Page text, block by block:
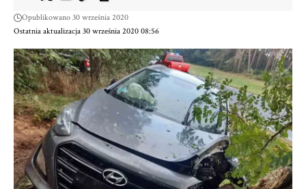
Ostatnia aktualizacja 30 września 2020 08:56
Opublikowano 30 września 2020